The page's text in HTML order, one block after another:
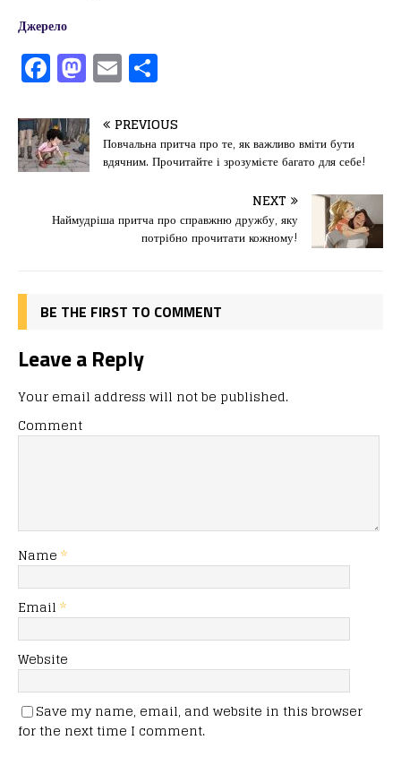
Джерело
F
a
c
e
b
o
o
M
a
st
o
d
o
n
E
m
ai
l
іл
и
т
ис
я
PREVIOUS
Повчальна притча про те, як важливо вміти бути
вдячним. Прочитайте і зрозумієте багато для себе!
NEXT
Наймудріша притча про справжню дружбу, яку
потрібно прочитати кожному!
BE THE FIRST TO COMMENT
Leave a Reply
Your email address will not be published.
Comment
Name *
Email *
Website
Save my name, email, and website in this browser
for the next time I comment.